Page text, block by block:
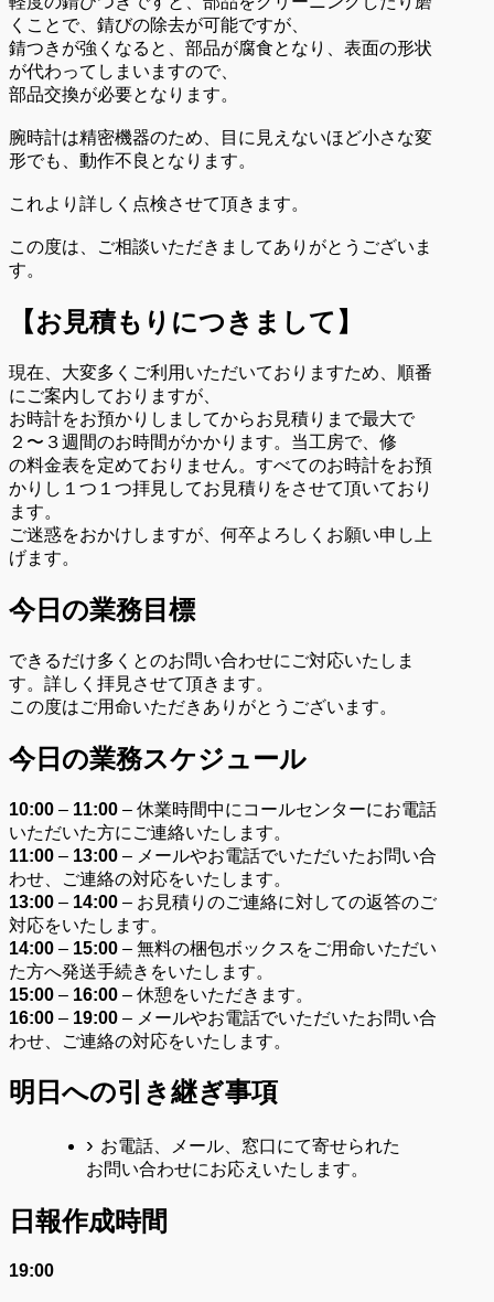
くことで、錆びの除去が可能ですが、
錆つきが強くなると、部品が腐食となり、表面の形状
が代わってしまいますので、
部品交換が必要となります。
腕時計は精密機器のため、目に見えないほど小さな変
形でも、動作不良となります。
これより詳しく点検させて頂きます。
この度は、ご相談いただきましてありがとうございま
す。
【お見積もりにつきまして】
現在、大変多くご利用いただいておりますため、順番
にご案内しておりますが、
お時計をお預かりしましてからお見積りまで最大で
２〜３週間のお時間がかかります。当工房で、修
の料金表を定めておりません。すべてのお時計をお預
かりし１つ１つ拝見してお見積りをさせて頂いており
ます。
ご迷惑をおかけしますが、何卒よろしくお願い申し上
げます。
今日の業務目標
できるだけ多くとのお問い合わせにご対応いたしま
す。詳しく拝見させて頂きます。
この度はご用命いただきありがとうございます。
今日の業務スケジュール
10:00 – 11:00 – 休業時間中にコールセンターにお電話
いただいた方にご連絡いたします。
11:00 – 13:00 – メールやお電話でいただいたお問い合
わせ、ご連絡の対応をいたします。
13:00 – 14:00 – お見積りのご連絡に対しての返答のご
対応をいたします。
14:00 – 15:00 – 無料の梱包ボックスをご用命いただい
た方へ発送手続きをいたします。
15:00 – 16:00 – 休憩をいただきます。
16:00 – 19:00 – メールやお電話でいただいたお問い合
わせ、ご連絡の対応をいたします。
明日への引き継ぎ事項
お電話、メール、窓口にて寄せられた
お問い合わせにお応えいたします。
日報作成時間
19:00